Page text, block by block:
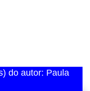
do autor: Paula